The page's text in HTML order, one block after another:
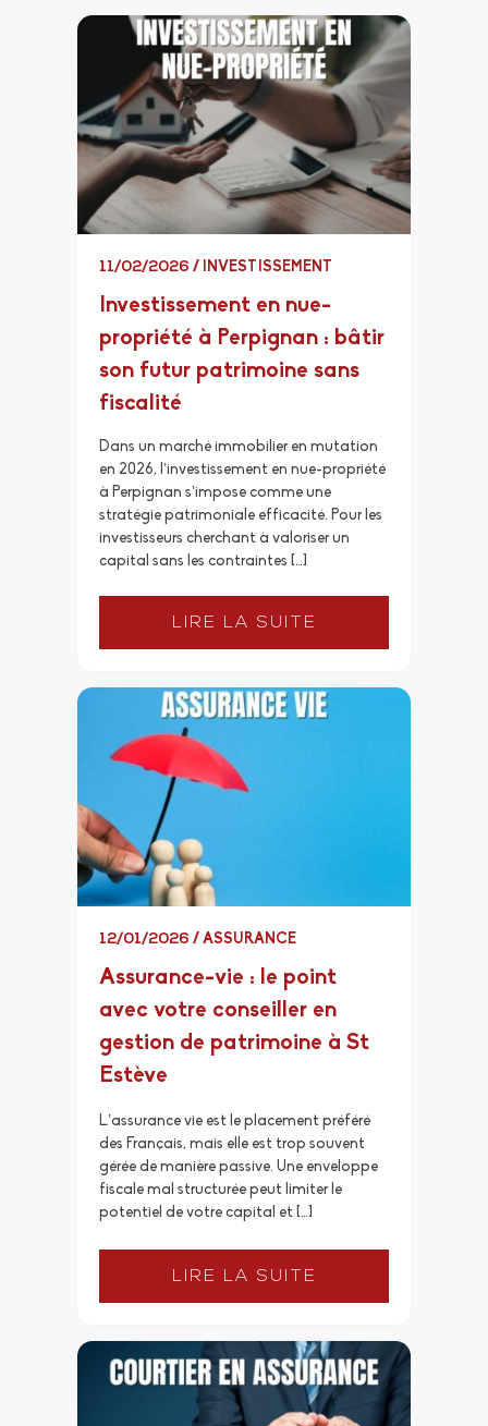
11/02/2026 / INVESTISSEMENT
Investissement en nue-
propriété à Perpignan : bâtir
son futur patrimoine sans
fiscalité
Dans un marché immobilier en mutation
en 2026, l’investissement en nue-propriété
à Perpignan s’impose comme une
stratégie patrimoniale efficacité. Pour les
investisseurs cherchant à valoriser un
capital sans les contraintes […]
LIRE LA SUITE
12/01/2026 / ASSURANCE
Assurance-vie : le point
avec votre conseiller en
gestion de patrimoine à St
Estève
L’assurance vie est le placement préféré
des Français, mais elle est trop souvent
gérée de manière passive. Une enveloppe
fiscale mal structurée peut limiter le
potentiel de votre capital et […]
LIRE LA SUITE